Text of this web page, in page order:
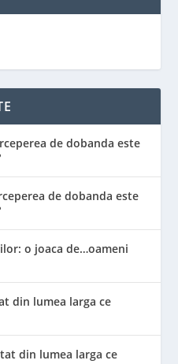
de dobanda este
de dobanda este
o joaca de…oameni
din lumea larga ce
din lumea larga ce